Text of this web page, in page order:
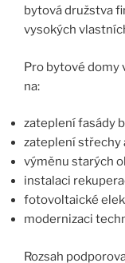
bytová družstva
vysokých
Pro bytové domy
na:
zateplení fasády
zateplení střechy
výměnu starých
instalaci
fotovoltaické
modernizaci
Rozsah